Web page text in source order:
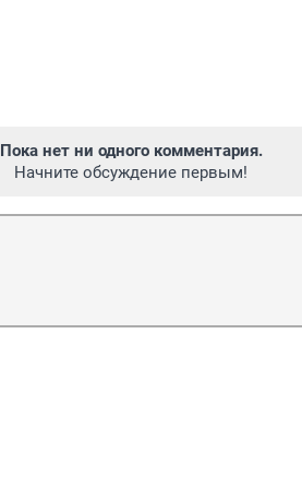
Пока нет ни одного комментария.
Начните обсуждение первым!